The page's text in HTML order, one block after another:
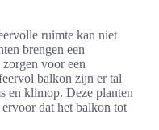
ruimte kan niet
brengen een
voor een
balkon zijn er tal
en klimop. Deze planten
dat het balkon tot